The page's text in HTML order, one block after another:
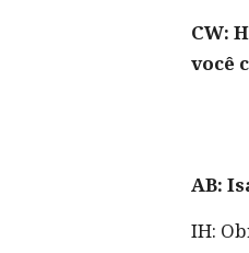
CW:
você
AB:
IH: